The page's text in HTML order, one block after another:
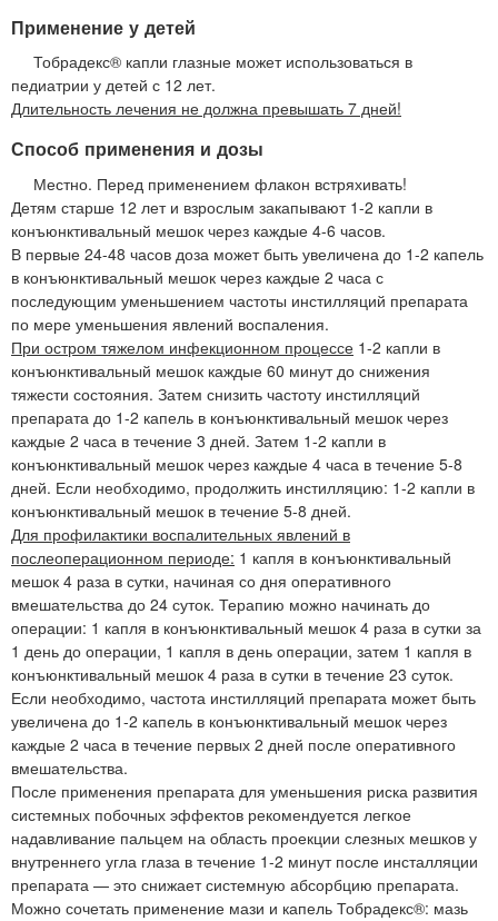
Применение у детей
Тобрадекс® капли глазные может использоваться в
педиатрии у детей с 12 лет.
Длительность лечения не должна превышать 7 дней!
Способ применения и дозы
Местно. Перед применением флакон встряхивать!
Детям старше 12 лет и взрослым закапывают 1-2 капли в
конъюнктивальный мешок через каждые 4-6 часов.
В первые 24-48 часов доза может быть увеличена до 1-2 капель
в конъюнктивальный мешок через каждые 2 часа с
последующим уменьшением частоты инстилляций препарата
по мере уменьшения явлений воспаления.
При остром тяжелом инфекционном процессе 1-2 капли в
конъюнктивальный мешок каждые 60 минут до снижения
тяжести состояния. Затем снизить частоту инстилляций
препарата до 1-2 капель в конъюнктивальный мешок через
каждые 2 часа в течение 3 дней. Затем 1-2 капли в
конъюнктивальный мешок через каждые 4 часа в течение 5-8
дней. Если необходимо, продолжить инстилляцию: 1-2 капли в
конъюнктивальный мешок в течение 5-8 дней.
Для профилактики воспалительных явлений в
послеоперационном периоде: 1 капля в конъюнктивальный
мешок 4 раза в сутки, начиная со дня оперативного
вмешательства до 24 суток. Терапию можно начинать до
операции: 1 капля в конъюнктивальный мешок 4 раза в сутки за
1 день до операции, 1 капля в день операции, затем 1 капля в
конъюнктивальный мешок 4 раза в сутки в течение 23 суток.
Если необходимо, частота инстилляций препарата может быть
увеличена до 1-2 капель в конъюнктивальный мешок через
каждые 2 часа в течение первых 2 дней после оперативного
вмешательства.
После применения препарата для уменьшения риска развития
системных побочных эффектов рекомендуется легкое
надавливание пальцем на область проекции слезных мешков у
внутреннего угла глаза в течение 1-2 минут после инсталляции
препарата — это снижает системную абсорбцию препарата.
Можно сочетать применение мази и капель Тобрадекс®: мазь